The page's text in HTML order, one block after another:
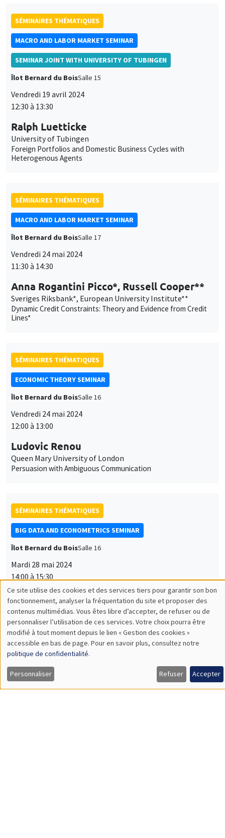
SÉMINAIRES THÉMATIQUES
MACRO AND LABOR MARKET SEMINAR
SEMINAR JOINT WITH UNIVERSITY OF TUBINGEN
Îlot Bernard du BoisSalle 15
Vendredi 19 avril 2024
12:30 à 13:30
Ralph Luetticke
University of Tubingen
Foreign Portfolios and Domestic Business Cycles with
Heterogenous Agents
SÉMINAIRES THÉMATIQUES
MACRO AND LABOR MARKET SEMINAR
Îlot Bernard du BoisSalle 17
Vendredi 24 mai 2024
11:30 à 14:30
Anna Rogantini Picco*, Russell Cooper**
Sveriges Riksbank*, European University Institute**
Dynamic Credit Constraints: Theory and Evidence from Credit
Lines*
SÉMINAIRES THÉMATIQUES
ECONOMIC THEORY SEMINAR
Îlot Bernard du BoisSalle 16
Vendredi 24 mai 2024
12:00 à 13:00
Ludovic Renou
Queen Mary University of London
Persuasion with Ambiguous Communication
SÉMINAIRES THÉMATIQUES
BIG DATA AND ECONOMETRICS SEMINAR
Îlot Bernard du BoisSalle 16
Mardi 28 mai 2024
14:00 à 15:30
Marica Valente
University of Innsbruck
SÉMINAIRES THÉMATIQUES
DEVELOPMENT AND POLITICAL ECONOMY SEMINAR
MEGASalle Carine Nourry